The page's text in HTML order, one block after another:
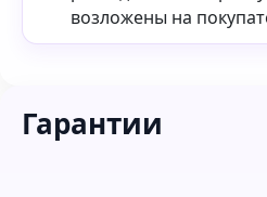
возложены на
Гарантии